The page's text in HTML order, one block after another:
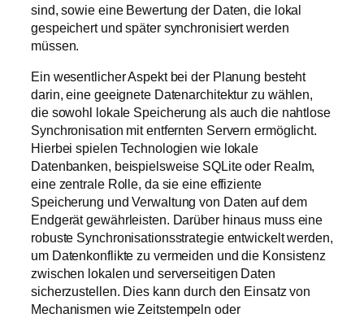
sind, sowie eine Bewertung der Daten, die lokal
gespeichert und später synchronisiert werden
müssen.
Ein wesentlicher Aspekt bei der Planung besteht
darin, eine geeignete Datenarchitektur zu wählen,
die sowohl lokale Speicherung als auch die nahtlose
Synchronisation mit entfernten Servern ermöglicht.
Hierbei spielen Technologien wie lokale
Datenbanken, beispielsweise SQLite oder Realm,
eine zentrale Rolle, da sie eine effiziente
Speicherung und Verwaltung von Daten auf dem
Endgerät gewährleisten. Darüber hinaus muss eine
robuste Synchronisationsstrategie entwickelt werden,
um Datenkonflikte zu vermeiden und die Konsistenz
zwischen lokalen und serverseitigen Daten
sicherzustellen. Dies kann durch den Einsatz von
Mechanismen wie Zeitstempeln oder